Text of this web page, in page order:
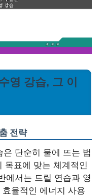
영 강습, 그 이
전략
단순히 물에 뜨는 법
목표에 맞는 체계적인
에서는 드릴 연습과 영
율적인 에너지 사용